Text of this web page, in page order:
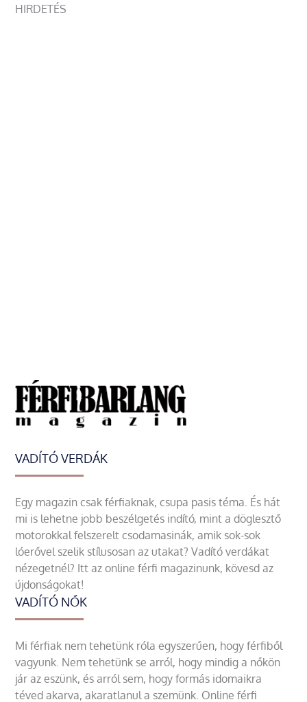
HIRDETÉS
VADÍTÓ VERDÁK
Egy magazin csak férfiaknak, csupa pasis téma. És hát
mi is lehetne jobb beszélgetés indító, mint a döglesztő
motorokkal felszerelt csodamasinák, amik sok-sok
lóerővel szelik stílusosan az utakat? Vadító verdákat
nézegetnél? Itt az online férfi magazinunk, kövesd az
újdonságokat!
VADÍTÓ NŐK
Mi férfiak nem tehetünk róla egyszerűen, hogy férfiből
vagyunk. Nem tehetünk se arról, hogy mindig a nőkön
jár az eszünk, és arról sem, hogy formás idomaikra
téved akarva, akaratlanul a szemünk. Online férfi